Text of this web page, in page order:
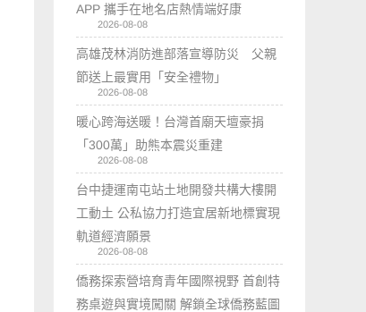
APP 攜手在地名店熱情端好康
2026-08-08
高雄茂林消防進部落宣導防災 父親
節送上最實用「安全禮物」
2026-08-08
暖心跨海送暖！台灣首廟天壇豪捐
「300萬」助熊本震災重建
2026-08-08
台中捷運南屯站土地開發共構大樓開
工動土 公私協力打造宜居新地標實現
軌道經濟願景
2026-08-08
僑務探索營培育青年國際視野 首創特
務桌遊與實境闖關 解鎖全球僑務藍圖